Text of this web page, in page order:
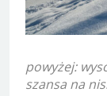
powyżej:
szansa na